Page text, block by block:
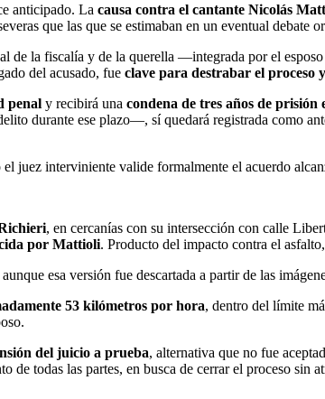
anticipado. La causa contra el cantante Nicolás
que las que se estimaban en un eventual debate
de la fiscalía y de la querella —integrada por el
del acusado, fue clave para destrabar el proceso
penal y recibirá una condena de tres años de
durante ese plazo—, sí quedará registrada como
el juez interviniente valide formalmente el acuerdo
, en cercanías con su intersección con calle
por Mattioli. Producto del impacto contra el asfalto,
esa versión fue descartada a partir de las
53 kilómetros por hora, dentro del límite
del juicio a prueba, alternativa que no fue
todas las partes, en busca de cerrar el proceso sin